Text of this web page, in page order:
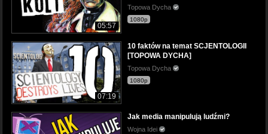
05:57
Topowa Dycha
1080p
07:19
10 faktów na temat SCJENTOLOGII
[TOPOWA DYCHA]
Topowa Dycha
1080p
Jak media manipulują ludźmi?
Wojna Idei